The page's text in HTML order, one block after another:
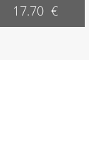
17.70 €